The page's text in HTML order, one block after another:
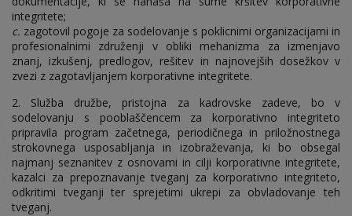
integritete;
c. zagotovil pogoje za sodelovanje s poklicnimi organizacijami in
profesionalnimi združenji v obliki mehanizma za izmenjavo
znanj, izkušenj, predlogov, rešitev in najnovejših dosežkov v
zvezi z zagotavljanjem korporativne integritete.
2. Služba družbe, pristojna za kadrovske zadeve, bo v
sodelovanju s pooblaščencem za korporativno integriteto
pripravila program začetnega, periodičnega in priložnostnega
strokovnega usposabljanja in izobraževanja, ki bo obsegal
najmanj seznanitev z osnovami in cilji korporativne integritete,
kazalci za prepoznavanje tveganj za korporativno integriteto,
odkritimi tveganji ter sprejetimi ukrepi za obvladovanje teh
tveganj.